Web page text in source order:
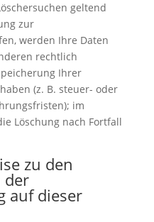
geltend
zur
werden Ihre Daten
rechtlich
Ihrer
(z. B. steuer- oder
im
Löschung nach Fortfall
zu den
der
auf dieser